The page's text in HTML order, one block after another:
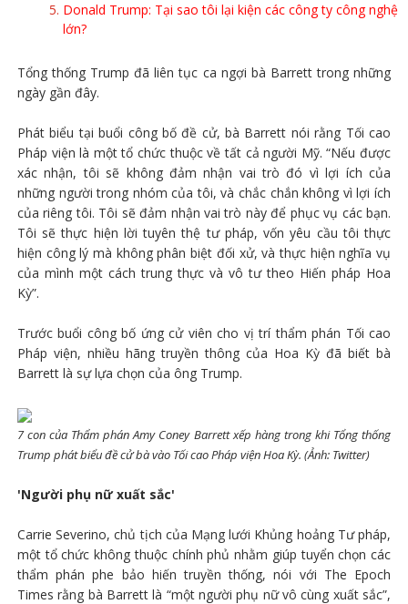
Donald Trump: Tại sao tôi lại kiện các công ty công nghệ
lớn?
Tổng thống Trump đã liên tục ca ngợi bà Barrett trong những
ngày gần đây.
Phát biểu tại buổi công bố đề cử, bà Barrett nói rằng Tối cao
Pháp viện là một tổ chức thuộc về tất cả người Mỹ. “Nếu được
xác nhận, tôi sẽ không đảm nhận vai trò đó vì lợi ích của
những người trong nhóm của tôi, và chắc chắn không vì lợi ích
của riêng tôi. Tôi sẽ đảm nhận vai trò này để phục vụ các bạn.
Tôi sẽ thực hiện lời tuyên thệ tư pháp, vốn yêu cầu tôi thực
hiện công lý mà không phân biệt đối xử, và thực hiện nghĩa vụ
của mình một cách trung thực và vô tư theo Hiến pháp Hoa
Kỳ”.
Trước buổi công bố ứng cử viên cho vị trí thẩm phán Tối cao
Pháp viện, nhiều hãng truyền thông của Hoa Kỳ đã biết bà
Barrett là sự lựa chọn của ông Trump.
7 con của Thẩm phán Amy Coney Barrett xếp hàng trong khi Tổng thống
Trump phát biểu đề cử bà vào Tối cao Pháp viện Hoa Kỳ. (Ảnh: Twitter)
'Người phụ nữ xuất sắc'
Carrie Severino, chủ tịch của Mạng lưới Khủng hoảng Tư pháp,
một tổ chức không thuộc chính phủ nhằm giúp tuyển chọn các
thẩm phán phe bảo hiến truyền thống, nói với The Epoch
Times rằng bà Barrett là “một người phụ nữ vô cùng xuất sắc”,